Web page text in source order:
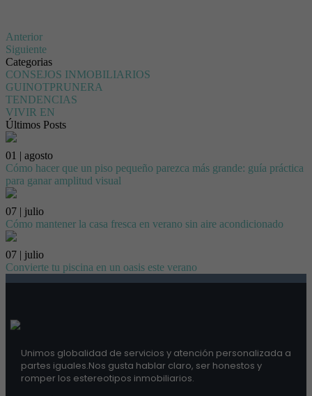
Anterior
Siguiente
Categorias
CONSEJOS INMOBILIARIOS
GUINOTPRUNERA
TENDENCIAS
VIVIR EN
Últimos Posts
01 | agosto
Cómo hacer que un piso pequeño parezca más grande: guía práctica
para ganar amplitud visual
07 | julio
Cómo mantener la casa fresca en verano sin aire acondicionado
07 | julio
Convierte tu piscina en un oasis este verano
Unimos globalidad de servicios y atención personalizada a
partes iguales.Nos gusta hablar claro, ser honestos y
romper los estereotipos inmobiliarios.